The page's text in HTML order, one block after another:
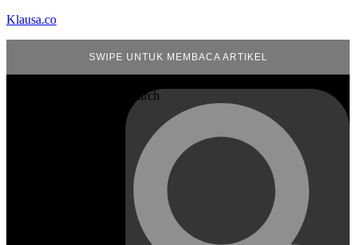
Klausa.co
SWIPE UNTUK MEMBACA ARTIKEL
Search